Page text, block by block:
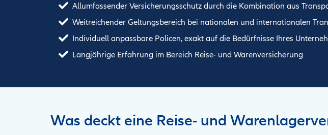
Allumfassender Versicherungsschutz durch die Kombination aus
Weitreichender Geltungsbereich bei nationalen und internationalen
Individuell anpassbare Policen, exakt auf die Bedürfnisse Ihres
Langjährige Erfahrung im Bereich Reise- und Warenversicherung
Was deckt eine Reise- und